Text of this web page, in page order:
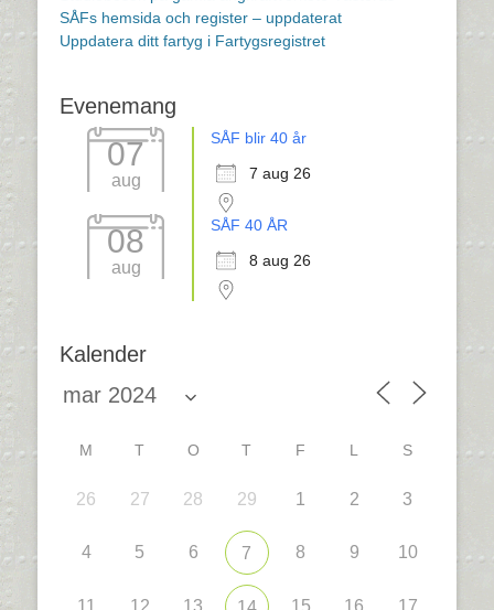
SÅFs hemsida och register – uppdaterat
Uppdatera ditt fartyg i Fartygsregistret
Evenemang
07
aug
SÅF blir 40 år
7 aug 26
08
aug
SÅF 40 ÅR
8 aug 26
Kalender
M T O T F L S
26 27 28 29 1 2 3
4 5 6 7 8 9 10
11 12 13 15 16 17